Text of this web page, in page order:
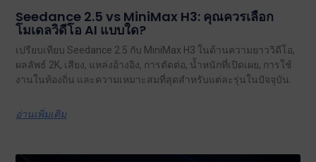
Seedance 2.5 vs MiniMax H3: คุณควรเลือก
โมเดลวิดีโอ AI แบบใด?
เปรียบเทียบ Seedance 2.5 กับ MiniMax H3 ในด้านความยาววิดีโอ,
ผลลัพธ์ 2K, เสียง, แหล่งอ้างอิง, การตัดต่อ, น้ำหนักที่เปิดเผย, การใช้
งานในท้องถิ่น และความเหมาะสมที่สุดสำหรับแต่ละรุ่นในปัจจุบัน.
อ่านเพิ่มเติม